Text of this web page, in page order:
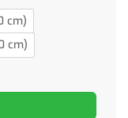
cm)
cm)